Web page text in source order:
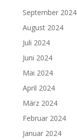
September 2024
August 2024
Juli 2024
Juni 2024
Mai 2024
April 2024
März 2024
Februar 2024
Januar 2024